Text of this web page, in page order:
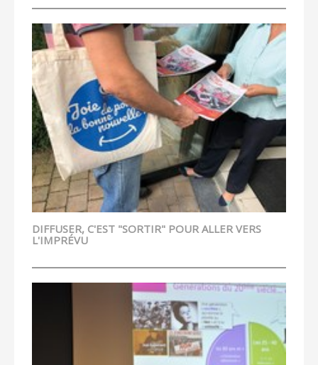
DIFFUSER, C'EST "SORTIR" POUR ALLER VERS
L'IMPRÉVU